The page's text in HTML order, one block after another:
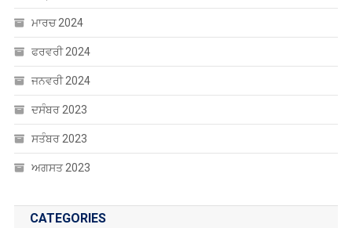
ਮਾਰਚ 2024
ਫਰਵਰੀ 2024
ਜਨਵਰੀ 2024
ਦਸੰਬਰ 2023
ਸਤੰਬਰ 2023
ਅਗਸਤ 2023
CATEGORIES